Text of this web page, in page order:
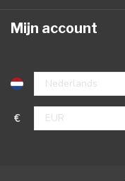
Mijn account
€